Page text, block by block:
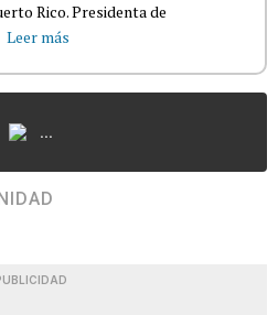
Rico. Presidenta de
Leer más
...